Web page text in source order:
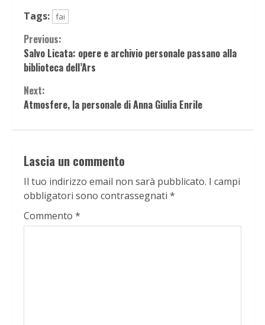
Tags: fai
Continue
Reading
Previous:
Salvo Licata: opere e archivio personale passano alla
biblioteca dell’Ars
Next:
Atmosfere, la personale di Anna Giulia Enrile
Lascia un commento
Il tuo indirizzo email non sarà pubblicato. I campi
obbligatori sono contrassegnati *
Commento *